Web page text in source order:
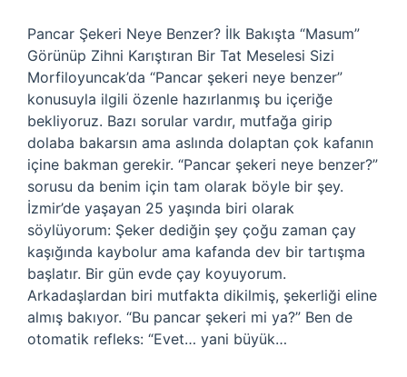
Pancar Şekeri Neye Benzer? İlk Bakışta “Masum”
Görünüp Zihni Karıştıran Bir Tat Meselesi Sizi
Morfiloyuncak’da “Pancar şekeri neye benzer”
konusuyla ilgili özenle hazırlanmış bu içeriğe
bekliyoruz. Bazı sorular vardır, mutfağa girip
dolaba bakarsın ama aslında dolaptan çok kafanın
içine bakman gerekir. “Pancar şekeri neye benzer?”
sorusu da benim için tam olarak böyle bir şey.
İzmir’de yaşayan 25 yaşında biri olarak
söylüyorum: Şeker dediğin şey çoğu zaman çay
kaşığında kaybolur ama kafanda dev bir tartışma
başlatır. Bir gün evde çay koyuyorum.
Arkadaşlardan biri mutfakta dikilmiş, şekerliği eline
almış bakıyor. “Bu pancar şekeri mi ya?” Ben de
otomatik refleks: “Evet… yani büyük…